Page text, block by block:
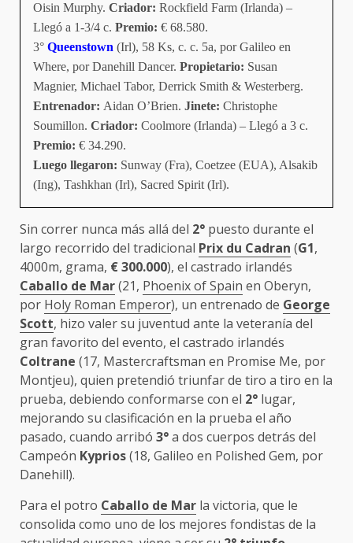
Oisin Murphy. Criador: Rockfield Farm (Irlanda) –
Llegó a 1-3/4 c. Premio: € 68.580.
3° Queenstown (Irl), 58 Ks, c. c. 5a, por Galileo en
Where, por Danehill Dancer. Propietario: Susan
Magnier, Michael Tabor, Derrick Smith & Westerberg.
Entrenador: Aidan O’Brien. Jinete: Christophe
Soumillon. Criador: Coolmore (Irlanda) – Llegó a 3 c.
Premio: € 34.290.
Luego llegaron: Sunway (Fra), Coetzee (EUA), Alsakib
(Ing), Tashkhan (Irl), Sacred Spirit (Irl).
Sin correr nunca más allá del 2° puesto durante el
largo recorrido del tradicional Prix du Cadran (G1,
4000m, grama, €300.000), el castrado irlandés
Caballo de Mar(21, Phoenix of Spain en Oberyn,
por Holy Roman Emperor), un entrenado de George
Scott, hizo valer su juventud ante la veteranía del
gran favorito del evento, el castrado irlandés
Coltrane (17, Mastercraftsman en Promise Me, por
Montjeu), quien pretendió triunfar de tiro a tiro en la
prueba, debiendo conformarse con el 2° lugar,
mejorando su clasificación en la prueba el año
pasado, cuando arribó 3°a dos cuerpos detrás del
Campeón Kyprios(18, Galileo en Polished Gem, por
Danehill).
Para el potro Caballo de Mar la victoria, que le
consolida como uno de los mejores fondistas de la